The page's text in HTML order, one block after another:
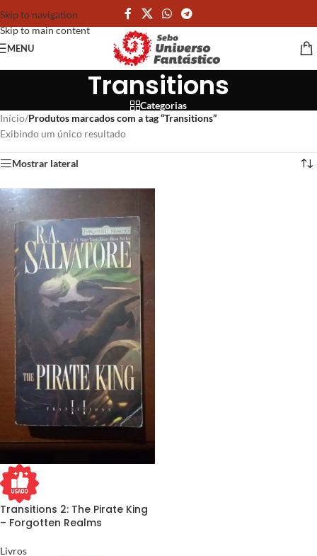
Skip to navigation
Skip to main content
MENU
Transitions
Categorias
Início/Produtos marcados com a tag “Transitions”
Exibindo um único resultado
Mostrar lateral
Transitions 2: The Pirate King
– Forgotten Realms
Livros